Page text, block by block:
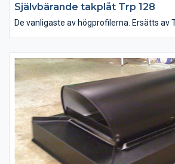
Självbärande takplåt Trp 128
De vanligaste av högprofilerna. Ersätts av